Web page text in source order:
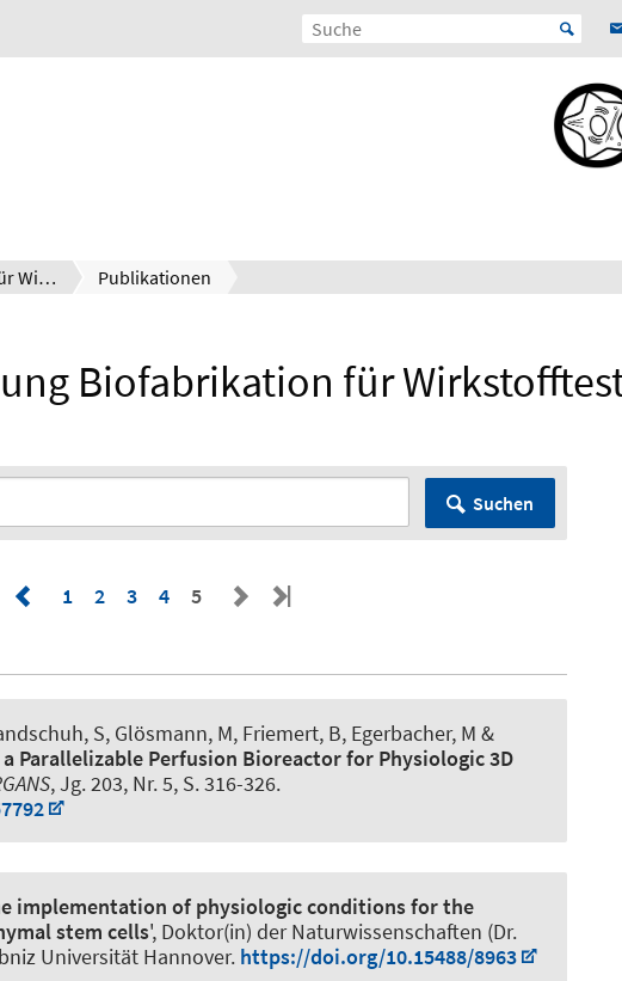
Biofabrikation für Wirkstofftestung Publikationen
Biofabrikation für
Suchen
1 2 3 4 5
S, Glösmann, M, Friemert, B, Egerbacher, M &
Parallelizable Perfusion Bioreactor for Physiologic 3D
, Jg. 203, Nr. 5, S. 316-326.
implementation of physiologic conditions for the
stem cells', Doktor(in) der Naturwissenschaften (Dr.
Universität Hannover. https://doi.org/10.15488/8963